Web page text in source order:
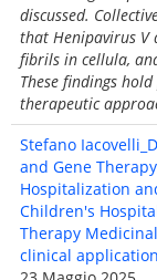
discussed.
that Henipavirus V
fibrils in cellula,
These findings
therapeutic
Stefano
and Gene
Hospitalization
Children's
Therapy
clinical